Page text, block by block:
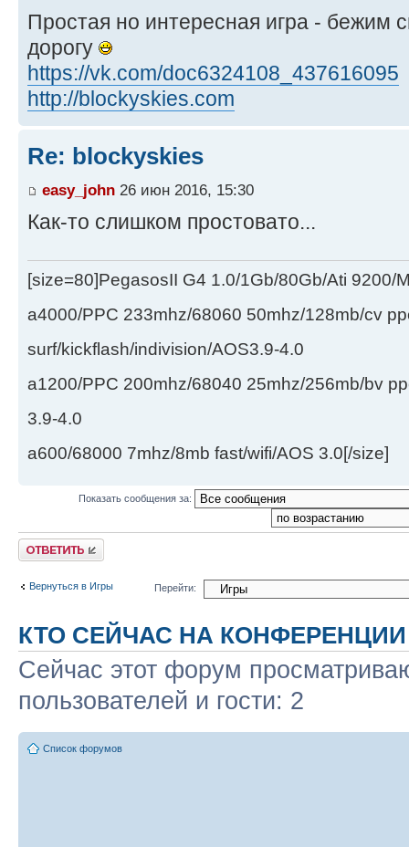
Простая но интересная игра - бежим
дорогу
https://vk.com/doc6324108_437616095
http://blockyskies.com
Re: blockyskies
easy_john 26 июн 2016, 15:30
Как-то слишком простовато...
[size=80]PegasosII G4 1.0/1Gb/80Gb/Ati 9200/
a4000/PPC 233mhz/68060 50mhz/128mb/cv
surf/kickflash/indivision/AOS3.9-4.0
a1200/PPC 200mhz/68040 25mhz/256mb/bv
3.9-4.0
a600/68000 7mhz/8mb fast/wifi/AOS 3.0[/size]
Показать сообщения за:
Ответить
Вернуться в Игры Перейти:
КТО СЕЙЧАС НА КОНФЕРЕНЦИИ
Сейчас этот форум
пользователей и гости: 2
Список форумов